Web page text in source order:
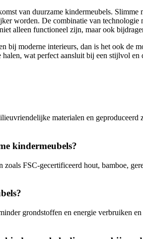
van duurzame kindermeubels.
worden. De combinatie van
alleen functioneel zijn, maar ook
bij moderne interieurs, dan is het ook
wat perfect aansluit bij een stijlvol en
materialen en
kindermeubels?
FSC-gecertificeerd hout, bamboe,
grondstoffen en energie verbruiken